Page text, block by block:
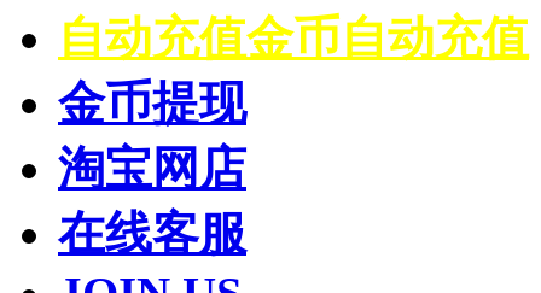
自动充值金币自动充值
金币提现
淘宝网店
在线客服